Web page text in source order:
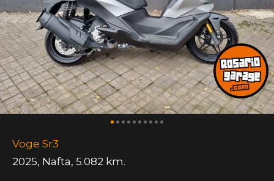
Voge Sr3
2025, Nafta, 5.082 km.